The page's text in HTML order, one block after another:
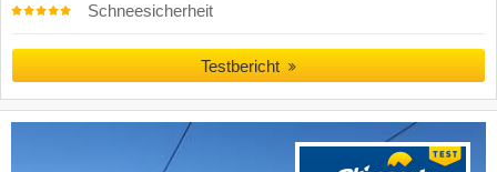
Schneesicherheit
Testbericht